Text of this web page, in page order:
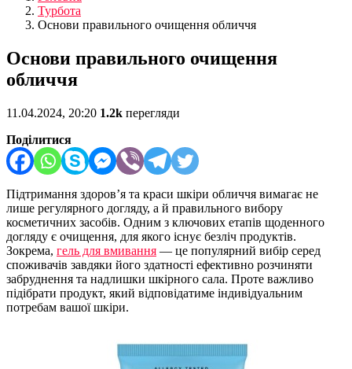
Турбота
Основи правильного очищення обличчя
Основи правильного очищення
обличчя
11.04.2024, 20:20 1.2k перегляди
Поділитися
Підтримання здоров’я та краси шкіри обличчя вимагає не
лише регулярного догляду, а й правильного вибору
косметичних засобів. Одним з ключових етапів щоденного
догляду є очищення, для якого існує безліч продуктів.
Зокрема, гель для вмивання — це популярний вибір серед
споживачів завдяки його здатності ефективно розчиняти
забруднення та надлишки шкірного сала. Проте важливо
підібрати продукт, який відповідатиме індивідуальним
потребам вашої шкіри.